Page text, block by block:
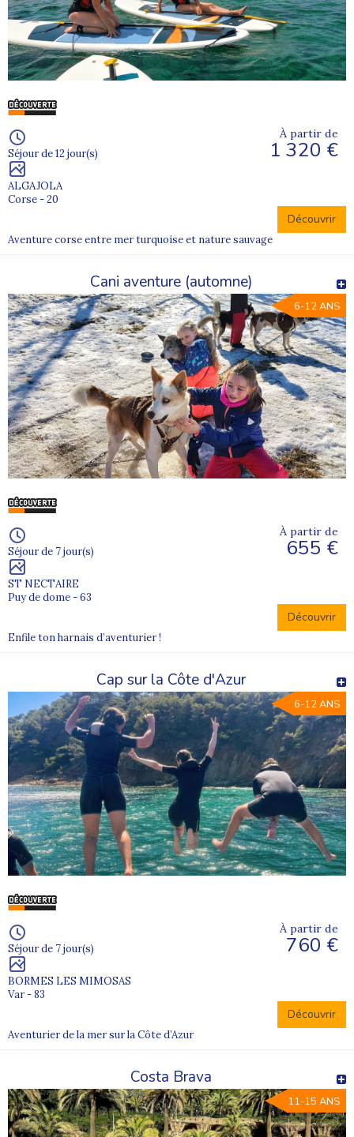
Séjour de 12 jour(s)
ALGAJOLA
Corse - 20
À partir de
1 320 €
Découvrir
Aventure corse entre mer turquoise et nature sauvage
Cani aventure (automne)
6-12 ANS
Séjour de 7 jour(s)
ST NECTAIRE
Puy de dome - 63
À partir de
655 €
Découvrir
Enfile ton harnais d’aventurier !
Cap sur la Côte d'Azur
6-12 ANS
Séjour de 7 jour(s)
BORMES LES MIMOSAS
Var - 83
À partir de
760 €
Découvrir
Aventurier de la mer sur la Côte d’Azur
Costa Brava
11-15 ANS